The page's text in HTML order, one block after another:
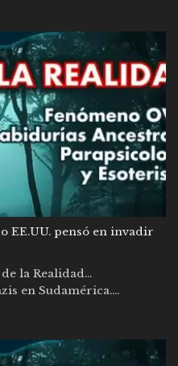
EE.UU. pensó en invadir
la Realidad…
en Sudamérica....